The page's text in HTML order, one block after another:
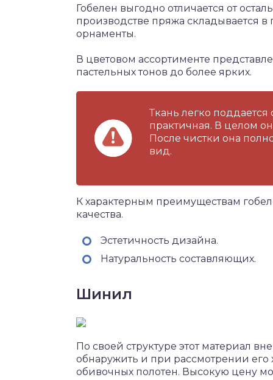
Гобелен выгодно отличается от
производстве пряжа складывается
орнаменты.
В цветовом ассортименте
пастельных тонов до более ярких.
Ткань легко
практичная. В целом
После чистки она
вид.
К характерным преимуществам
качества.
Эстетичность дизайна.
Натуральность составляющих.
Шинил
По своей структуре этот материал
обнаружить и при рассмотрении его
обивочных полотен. Высокую цену